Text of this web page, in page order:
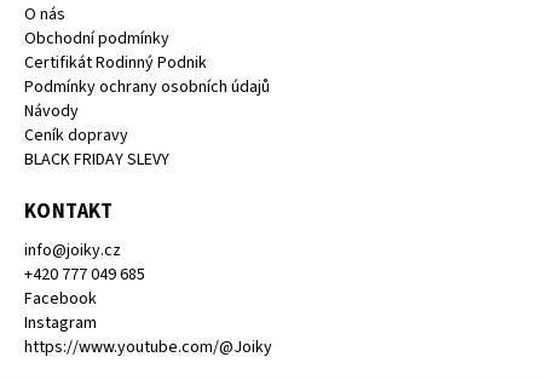
O nás
Obchodní podmínky
Certifikát Rodinný Podnik
Podmínky ochrany osobních údajů
Návody
Ceník dopravy
BLACK FRIDAY SLEVY
KONTAKT
info@joiky.cz
+420 777 049 685
Facebook
Instagram
https://www.youtube.com/@Joiky